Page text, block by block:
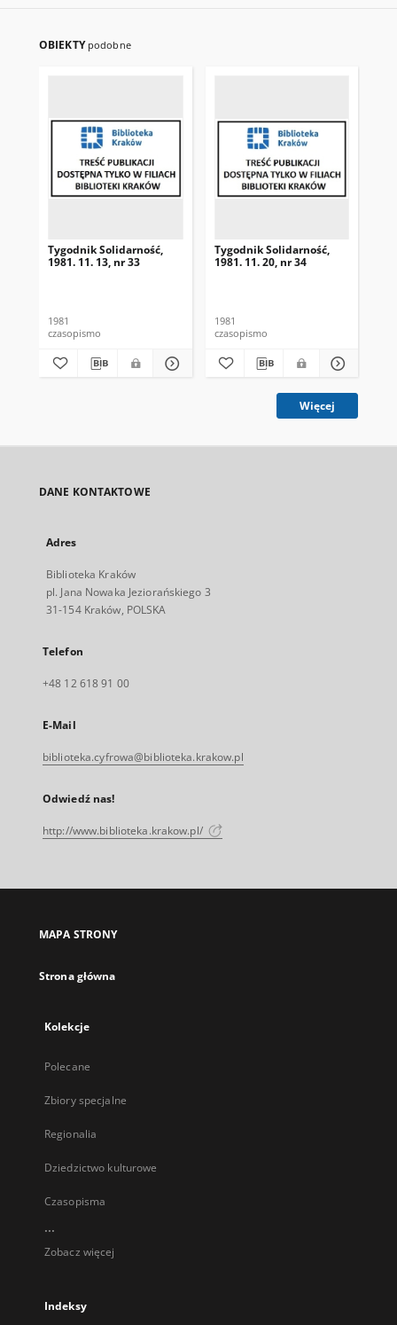
OBIEKTY podobne
Tygodnik Solidarność,
1981. 11. 13, nr 33
1981
czasopismo
Tygodnik Solidarność,
1981. 11. 20, nr 34
1981
czasopismo
Więcej
DANE KONTAKTOWE
Adres
Biblioteka Kraków
pl. Jana Nowaka Jeziorańskiego 3
31-154 Kraków, POLSKA
Telefon
+48 12 618 91 00
E-Mail
biblioteka.cyfrowa@biblioteka.krakow.pl
Odwiedź nas!
http://www.biblioteka.krakow.pl/
MAPA STRONY
Strona główna
Kolekcje
Polecane
Zbiory specjalne
Regionalia
Dziedzictwo kulturowe
Czasopisma
...
Zobacz więcej
Indeksy